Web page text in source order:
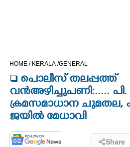
CINEMA
OPINION
HOME / KERALA /GENERAL
 പൊലീസ് തലപ്പത്ത്
വൻഅഴിച്ചുപണി:.....
ക്രമസമാധാന ചുമതല,
ജയിൽ മേധാവി
Share